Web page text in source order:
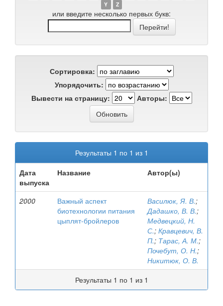
Y
Z
или введите несколько первых букв:
Сортировка:
Упорядочить:
Вывести на страницу:
Авторы:
Результаты 1 по 1 из 1
Дата
выпуска
Название Автор(ы)
2000
Важный аспект
биотехнологии питания
цыплят-бройлеров
Василюк, Я. В.;
Дадашко, В. В.;
Медвецкий, Н.
С.; Кравцевич, В.
П.; Тарас, А. М.;
Почебут, О. Н.;
Никитюк, О. В.
Результаты 1 по 1 из 1